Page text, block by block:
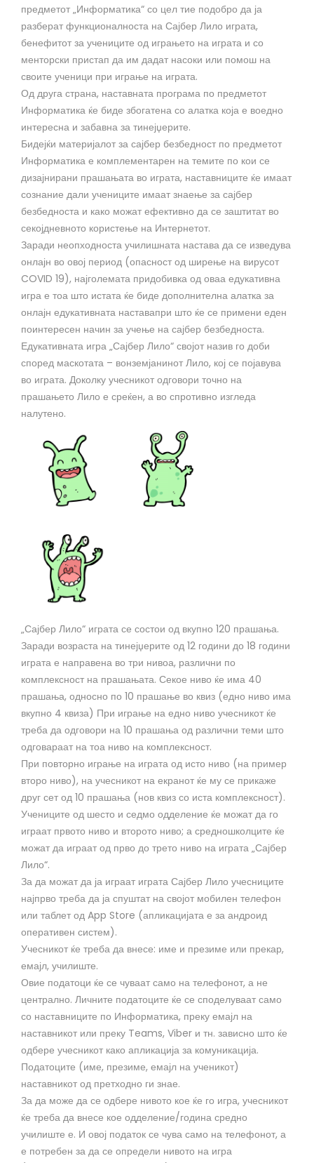
предметот „Информатика“ со цел тие подобро да ја
разберат функционалноста на Сајбер Лило играта,
бенефитот за учениците од играњето на играта и со
менторски пристап да им дадат насоки или помош на
своите ученици при играње на играта.
Од друга страна, наставната програма по предметот
Информатика ќе биде збогатена со алатка која е воедно
интересна и забавна за тинејџерите.
Бидејќи материјалот за сајбер безбедност по предметот
Информатика е комплементарен на темите по кои се
дизајнирани прашањата во играта, наставниците ќе имаат
сознание дали учениците имаат знаење за сајбер
безбедноста и како можат ефективно да се заштитат во
секојдневното користење на Интернетот.
Заради неопходноста училишната настава да се изведува
онлајн во овој период (опасност од ширење на вирусот
COVID 19), најголемата придобивка од оваа едукативна
игра е тоа што истата ќе биде дополнителна алатка за
онлајн едукативната наставапри што ќе се примени еден
поинтересен начин за учење на сајбер безбедноста.
Едукативната игра „Сајбер Лило“ својот назив го доби
според маскотата – вонземјанинот Лило, кој се појавува
во играта. Доколку учесникот одговори точно на
прашањето Лило е среќен, а во спротивно изгледа
налутено.
„Сајбер Лило“ играта се состои од вкупно 120 прашања.
Заради возраста на тинејџерите од 12 години до 18 години
играта е направена во три нивоа, различни по
комплексност на прашањата. Секое ниво ќе има 40
прашања, односно по 10 прашање во квиз (едно ниво има
вкупно 4 квиза) При играње на едно ниво учесникот ќе
треба да одговори на 10 прашања од различни теми што
одговараат на тоа ниво на комплексност.
При повторно играње на играта од исто ниво (на пример
второ ниво), на учесникот на екранот ќе му се прикаже
друг сет од 10 прашања (нов квиз со иста комплексност).
Учениците од шесто и седмо одделение ќе можат да го
играат првото ниво и второто ниво; а средношколците ќе
можат да играат од прво до трето ниво на играта „Сајбер
Лило“.
За да можат да ја играат играта Сајбер Лило учесниците
најпрво треба да ја спуштат на својот мобилен телефон
или таблет од App Store (апликацијата е за андроид
оперативен систем).
Учесникот ќе треба да внесе: име и презиме или прекар,
емајл, училиште.
Овие податоци ќе се чуваат само на телефонот, а не
централно. Личните податоците ќе се споделуваат само
со наставниците по Информатика, преку емајл на
наставникот или преку Teams, Viber и тн. зависно што ќе
одбере учесникот како апликација за комуникација.
Податоците (име, презиме, емајл на ученикот)
наставникот од претходно ги знае.
За да може да се одбере нивото кое ќе го игра, учесникот
ќе треба да внесе кое одделение/година средно
училиште е. И овој податок се чува само на телефонот, а
е потребен за да се определи нивото на игра